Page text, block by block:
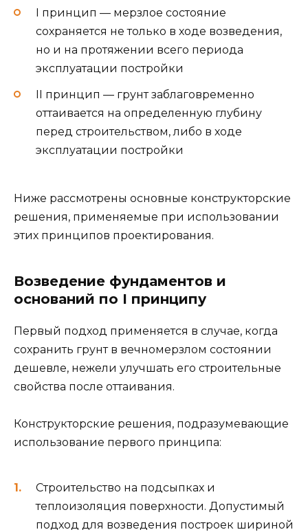
I принцип — мерзлое состояние
сохраняется не только в ходе возведения,
но и на протяжении всего периода
эксплуатации постройки
II принцип — грунт заблаговременно
оттаивается на определенную глубину
перед строительством, либо в ходе
эксплуатации постройки
Ниже рассмотрены основные конструкторские
решения, применяемые при использовании
этих принципов проектирования.
Возведение фундаментов и
оснований по I принципу
Первый подход применяется в случае, когда
сохранить грунт в вечномерзлом состоянии
дешевле, нежели улучшать его строительные
свойства после оттаивания.
Конструкторские решения, подразумевающие
использование первого принципа:
Строительство на подсыпках и
теплоизоляция поверхности. Допустимый
подход для возведения построек шириной